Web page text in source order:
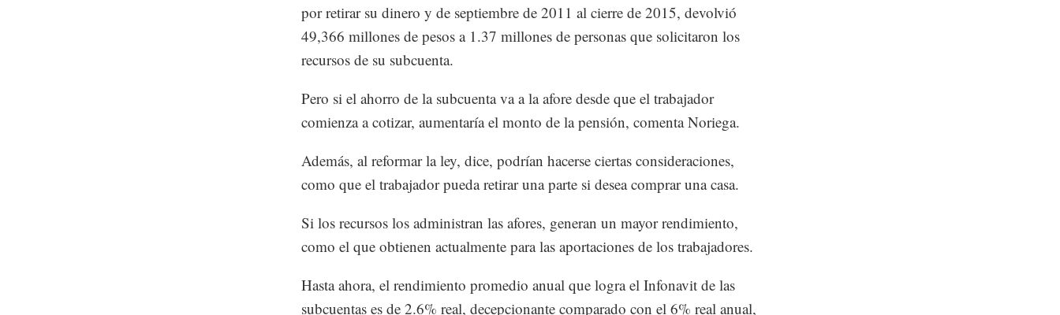
por retirar su dinero y de septiembre de 2011 al cierre de 2015, devolvió
49,366 millones de pesos a 1.37 millones de personas que solicitaron los
recursos de su subcuenta.
Pero si el ahorro de la subcuenta va a la afore desde que el trabajador
comienza a cotizar, aumentaría el monto de la pensión, comenta Noriega.
Además, al reformar la ley, dice, podrían hacerse ciertas consideraciones,
como que el trabajador pueda retirar una parte si desea comprar una casa.
Si los recursos los administran las afores, generan un mayor rendimiento,
como el que obtienen actualmente para las aportaciones de los trabajadores.
Hasta ahora, el rendimiento promedio anual que logra el Infonavit de las
subcuentas es de 2.6% real, decepcionante comparado con el 6% real anual,